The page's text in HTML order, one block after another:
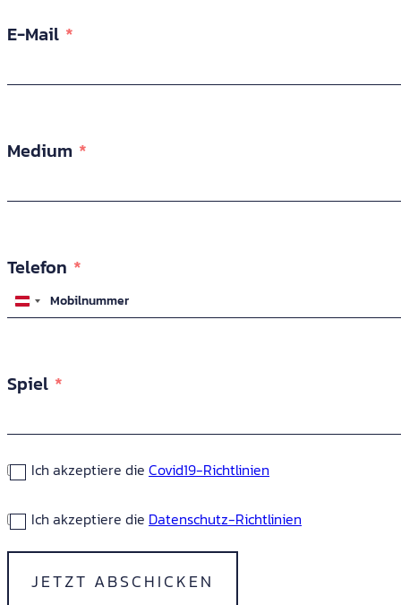
E-Mail
Medium
Telefon
Austria
+43
Spiel
Ich akzeptiere die Covid19-Richtlinien
Ich akzeptiere die Datenschutz-Richtlinien
JETZT ABSCHICKEN